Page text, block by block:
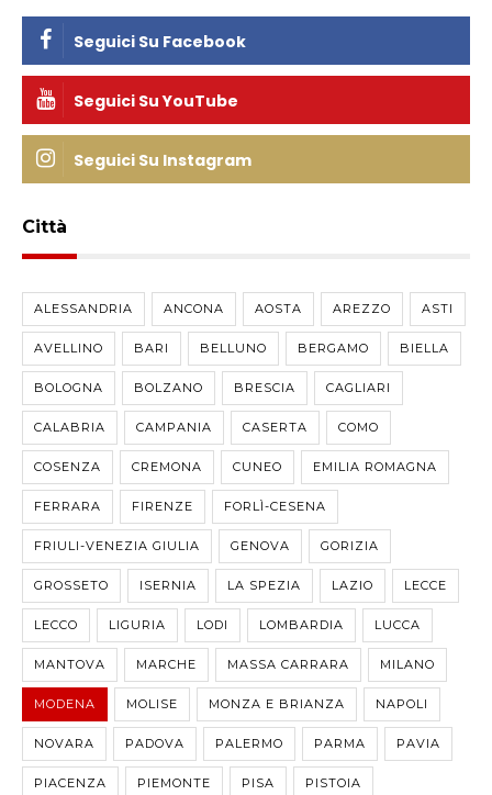
Seguici Su Facebook
Seguici Su YouTube
Seguici Su Instagram
Città
ALESSANDRIA ANCONA AOSTA AREZZO ASTI
AVELLINO BARI BELLUNO BERGAMO BIELLA
BOLOGNA BOLZANO BRESCIA CAGLIARI
CALABRIA CAMPANIA CASERTA COMO
COSENZA CREMONA CUNEO EMILIA ROMAGNA
FERRARA FIRENZE FORLÌ-CESENA
FRIULI-VENEZIA GIULIA GENOVA GORIZIA
GROSSETO ISERNIA LA SPEZIA LAZIO LECCE
LECCO LIGURIA LODI LOMBARDIA LUCCA
MANTOVA MARCHE MASSA CARRARA MILANO
MODENA MOLISE MONZA E BRIANZA NAPOLI
NOVARA PADOVA PALERMO PARMA PAVIA
PIACENZA PIEMONTE PISA PISTOIA